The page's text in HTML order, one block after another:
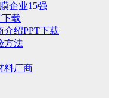
企业15强
载
绍PPT下载
方法
料厂商